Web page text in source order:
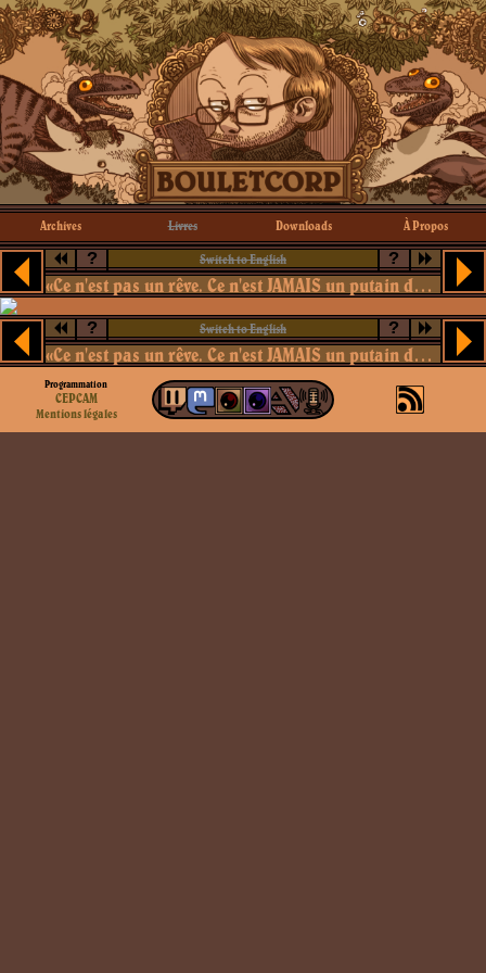
Archives Livres Downloads À Propos
? Switch to English ?
«Ce n'est pas un rêve. Ce n'est JAMAIS un putain de rêve»
? Switch to English ?
«Ce n'est pas un rêve. Ce n'est JAMAIS un putain de rêve»
Programmation
CEPCAM
Mentions légales